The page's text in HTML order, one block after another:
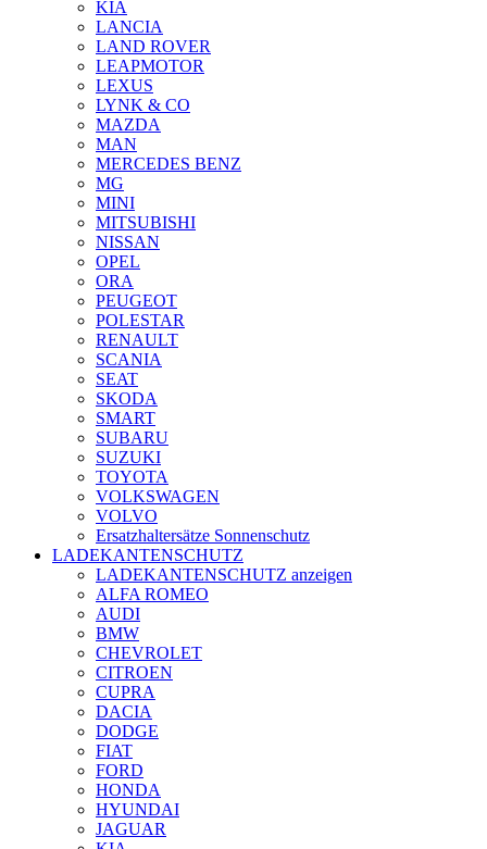
KIA
LANCIA
LAND ROVER
LEAPMOTOR
LEXUS
LYNK & CO
MAZDA
MAN
MERCEDES BENZ
MG
MINI
MITSUBISHI
NISSAN
OPEL
ORA
PEUGEOT
POLESTAR
RENAULT
SCANIA
SEAT
SKODA
SMART
SUBARU
SUZUKI
TOYOTA
VOLKSWAGEN
VOLVO
Ersatzhaltersätze Sonnenschutz
LADEKANTENSCHUTZ
LADEKANTENSCHUTZ anzeigen
ALFA ROMEO
AUDI
BMW
CHEVROLET
CITROEN
CUPRA
DACIA
DODGE
FIAT
FORD
HONDA
HYUNDAI
JAGUAR